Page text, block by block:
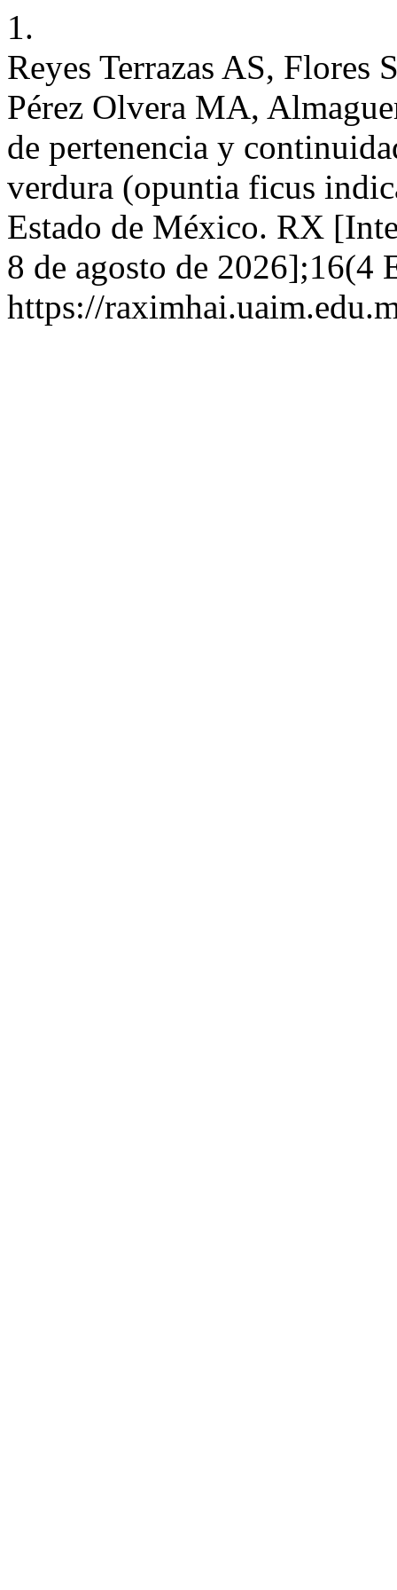
1.
Reyes Terrazas AS, Flores
Pérez Olvera MA,
de pertenencia y
verdura (opuntia ficus
Estado de México. RX
8 de agosto de 2026];16(4
https://